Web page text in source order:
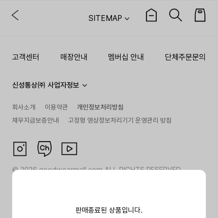
판매종료된 상품입니다.
SITEMAP
고객센터 매장안내 멤버십 안내 단체주문문의
신성통상㈜ 사업자정보
회사소개 이용약관
개인정보처리방침
채무지급보증안내
고정형 영상정보처리기기 운영관리 방침
©2026goodwearmall.com ALL RIGHTS RESERVED